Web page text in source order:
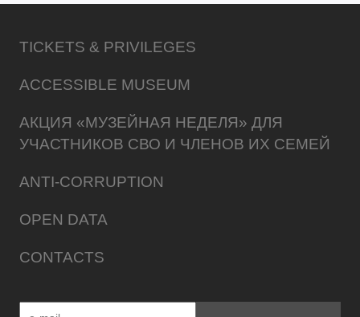
TICKETS & PRIVILEGES
ACCESSIBLE MUSEUM
АКЦИЯ «МУЗЕЙНАЯ НЕДЕЛЯ» ДЛЯ
УЧАСТНИКОВ СВО И ЧЛЕНОВ ИХ СЕМЕЙ
ANTI-CORRUPTION
OPEN DATA
CONTACTS